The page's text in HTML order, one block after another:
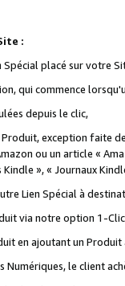
:
placé sur votre
qui commence
depuis le clic,
exception faite
ou un article «
», « Journaux
Lien Spécial à
via notre option 1-
en ajoutant un Produit
le client